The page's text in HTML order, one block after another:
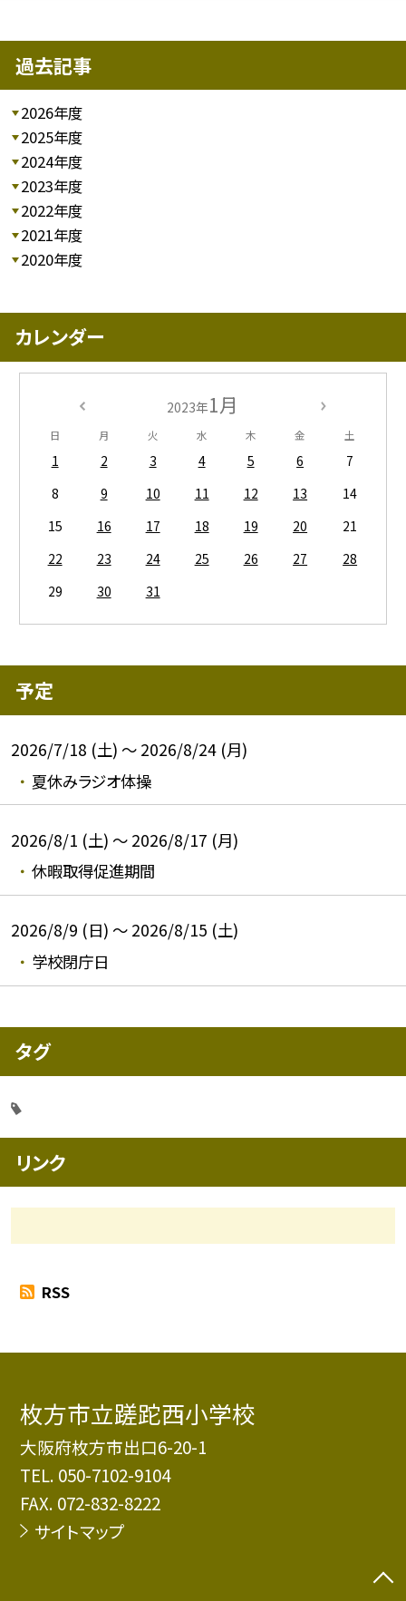
過去記事
2026年度
2025年度
2024年度
2023年度
2022年度
2021年度
2020年度
カレンダー
2023年1月
日 月 火 水 木 金 土
1 2 3 4 5 6
7
8
9 10 11 12 13
14
15
16 17 18 19 20
21
22
23 24 25 26 27
28
29
30 31
予定
2026/7/18 (土) ～ 2026/8/24 (月)
夏休みラジオ体操
2026/8/1 (土) ～ 2026/8/17 (月)
休暇取得促進期間
2026/8/9 (日) ～ 2026/8/15 (土)
学校閉庁日
タグ
リンク
RSS
枚方市立蹉跎西小学校
大阪府枚方市出口6-20-1
TEL. 050-7102-9104
FAX. 072-832-8222
サイトマップ